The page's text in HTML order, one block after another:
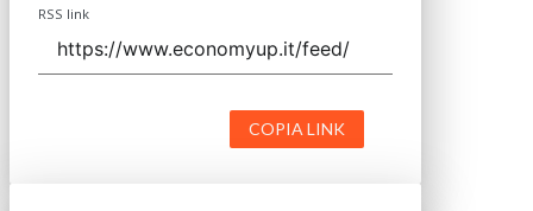
RSS link
COPIA LINK